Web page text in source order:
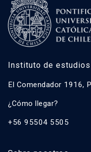
Instituto de
El Comendador 1916,
¿Cómo llegar?
+56 95504 5505